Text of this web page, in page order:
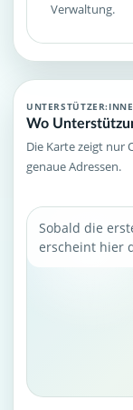
Verwaltung.
Wo
Die Karte zeigt nur
genaue Adressen.
Sobald die
erscheint hier